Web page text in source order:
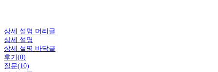
상세 설명 머리글
상세 설명
상세 설명 바닥글
후기(0)
질문(10)